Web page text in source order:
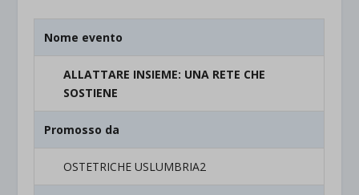
Nome evento
ALLATTARE INSIEME: UNA RETE CHE
SOSTIENE
Promosso da
OSTETRICHE USLUMBRIA2